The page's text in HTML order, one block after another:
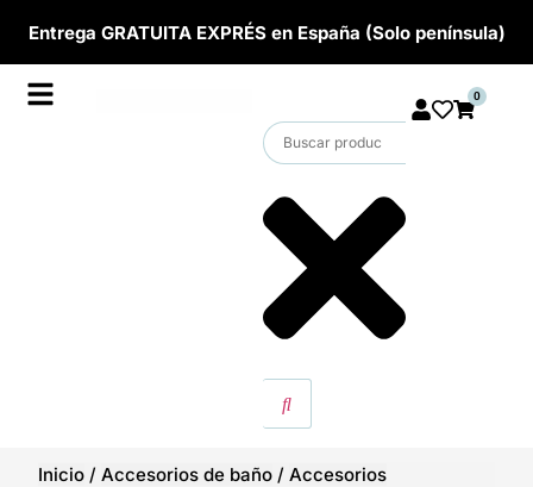
Entrega GRATUITA EXPRÉS en España (Solo península)
0
Inicio /Accesorios de baño /Accesorios